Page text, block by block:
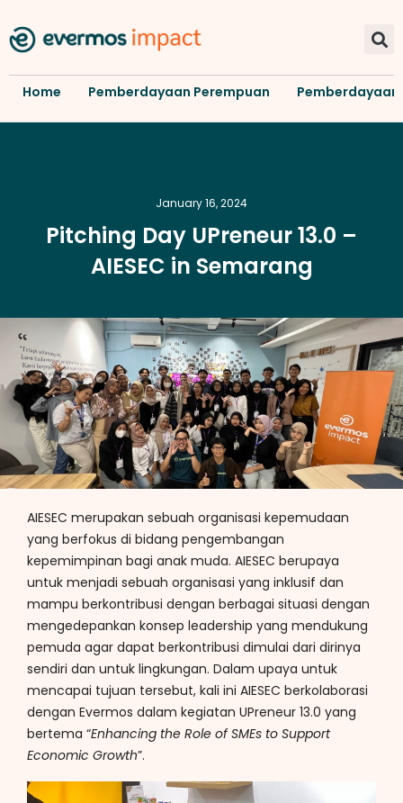
Home Pemberdayaan Perempuan Pemberdayaan
January 16, 2024
Pitching Day UPreneur 13.0 –
AIESEC in Semarang
AIESEC merupakan sebuah organisasi kepemudaan
yang berfokus di bidang pengembangan
kepemimpinan bagi anak muda. AIESEC berupaya
untuk menjadi sebuah organisasi yang inklusif dan
mampu berkontribusi dengan berbagai situasi dengan
mengedepankan konsep leadership yang mendukung
pemuda agar dapat berkontribusi dimulai dari dirinya
sendiri dan untuk lingkungan. Dalam upaya untuk
mencapai tujuan tersebut, kali ini AIESEC berkolaborasi
dengan Evermos dalam kegiatan UPreneur 13.0 yang
bertema “Enhancing the Role of SMEs to Support
Economic Growth”.